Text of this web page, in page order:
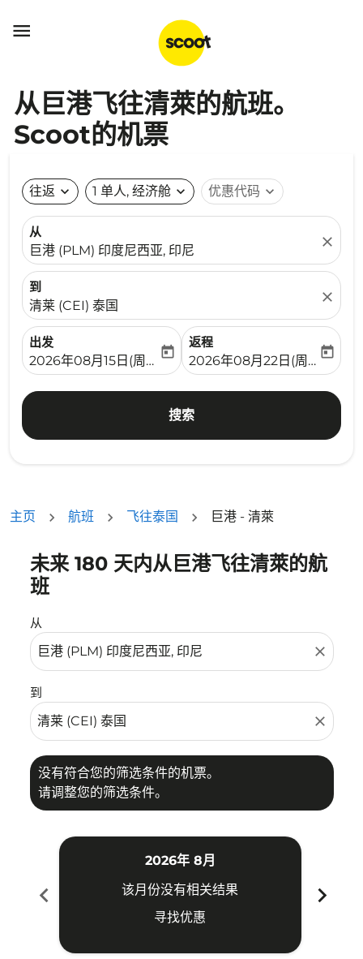

从巨港飞往清萊的航班。
Scoot的机票
往返 expand_more 1 单人, 经济舱 expand_more 优惠代码 expand_more
从
巨港 (PLM) 印度尼西亚, 印尼
close
到
清莱 (CEI) 泰国
close
出发
fc-booking-departure-date-aria-label
2026年08月15日(周六)
today
返程
fc-booking-return-date-
2026年08月22日(周六)
today
搜索
主页 航班 飞往泰国 巨港 - 清萊
未来 180 天内从巨港飞往清萊的航
班
从
close
到
close
没有符合您的筛选条件的机票。
请调整您的筛选条件。
没有符合您的筛选条件的机票。请调整您的筛选条件。
chevron_left
2026年 8月
该月份没有相关结果
寻找优惠
chevron_right